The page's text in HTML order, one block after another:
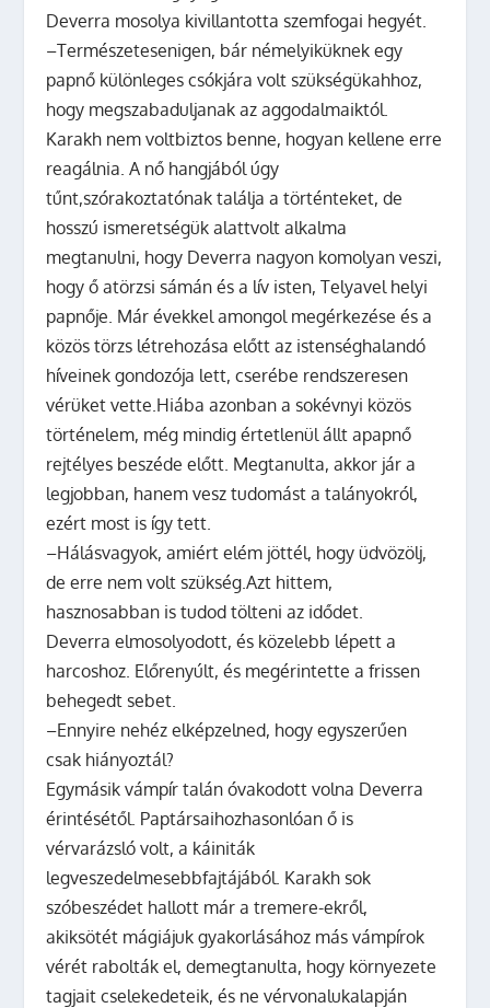
Deverra mosolya kivillantotta szemfogai hegyét.
–Természetesenigen, bár némelyiküknek egy
papnő különleges csókjára volt szükségükahhoz,
hogy megszabaduljanak az aggodalmaiktól.
Karakh nem voltbiztos benne, hogyan kellene erre
reagálnia. A nő hangjából úgy
tűnt,szórakoztatónak találja a történteket, de
hosszú ismeretségük alattvolt alkalma
megtanulni, hogy Deverra nagyon komolyan veszi,
hogy ő atörzsi sámán és a lív isten, Telyavel helyi
papnője. Már évekkel amongol megérkezése és a
közös törzs létrehozása előtt az istenséghalandó
híveinek gondozója lett, cserébe rendszeresen
vérüket vette.Hiába azonban a sokévnyi közös
történelem, még mindig értetlenül állt apapnő
rejtélyes beszéde előtt. Megtanulta, akkor jár a
legjobban, hanem vesz tudomást a talányokról,
ezért most is így tett.
–Hálásvagyok, amiért elém jöttél, hogy üdvözölj,
de erre nem volt szükség.Azt hittem,
hasznosabban is tudod tölteni az idődet.
Deverra elmosolyodott, és közelebb lépett a
harcoshoz. Előrenyúlt, és megérintette a frissen
behegedt sebet.
–Ennyire nehéz elképzelned, hogy egyszerűen
csak hiányoztál?
Egymásik vámpír talán óvakodott volna Deverra
érintésétől. Paptársaihozhasonlóan ő is
vérvarázsló volt, a káiniták
legveszedelmesebbfajtájából. Karakh sok
szóbeszédet hallott már a tremere-ekről,
akiksötét mágiájuk gyakorlásához más vámpírok
vérét rabolták el, demegtanulta, hogy környezete
tagjait cselekedeteik, és ne vérvonalukalapján